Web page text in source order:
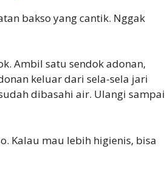
bakso yang cantik. Nggak
Ambil satu sendok adonan,
keluar dari sela-sela jari
dibasahi air. Ulangi sampai
Kalau mau lebih higienis, bisa